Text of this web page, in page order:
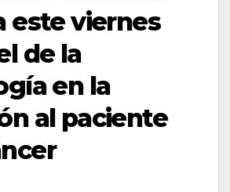
este viernes
de la
en la
al paciente